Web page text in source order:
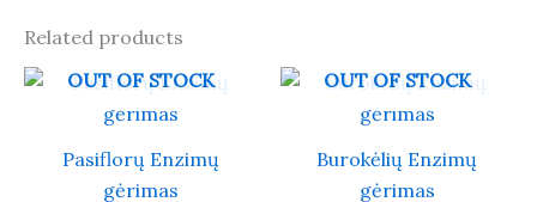
Related products
OUT OF STOCK
Pasiflorų Enzimų
gėrimas
OUT OF STOCK
Burokėlių Enzimų
gėrimas